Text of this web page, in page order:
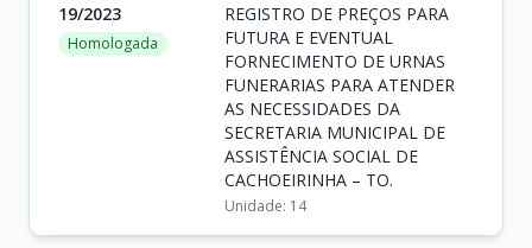
19/2023
Homologada
REGISTRO DE PREÇOS PARA
FUTURA E EVENTUAL
FORNECIMENTO DE URNAS
FUNERARIAS PARA ATENDER
AS NECESSIDADES DA
SECRETARIA MUNICIPAL DE
ASSISTÊNCIA SOCIAL DE
CACHOEIRINHA – TO.
Unidade: 14